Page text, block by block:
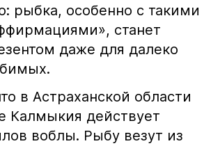
рыбка, особенно с такими
станет
даже для далеко
в Астраханской области
Калмыкия действует
воблы. Рыбу везут из